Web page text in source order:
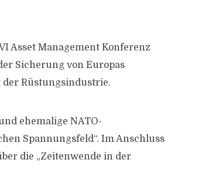
Asset Management Konferenz
Sicherung von Europas
Rüstungsindustrie.
ehemalige NATO-
Spannungsfeld“. Im Anschluss
die „Zeitenwende in der